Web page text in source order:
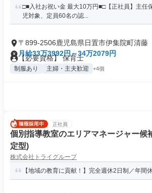
□■入社お祝い金 最大10万円■□【正社員】主
児対象、定員60名の認...
〒899-2506鹿児島県日置市伊集院町清藤
月給33万3992円～34万2079円
【必要資格】 保育士
制服あり 主婦・主夫歓迎 +4個
正社員
個別指導教室のエリアマネージャー候
定型)
株式会社トライグループ
【地域の教育に貢献！】完全週休2日制／年間